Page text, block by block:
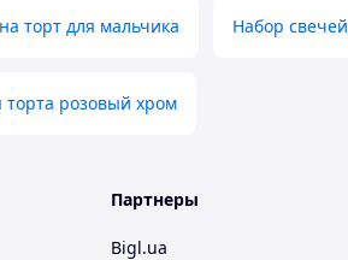
торт для мальчика Набор свечей
торта розовый хром
Партнеры
Bigl.ua